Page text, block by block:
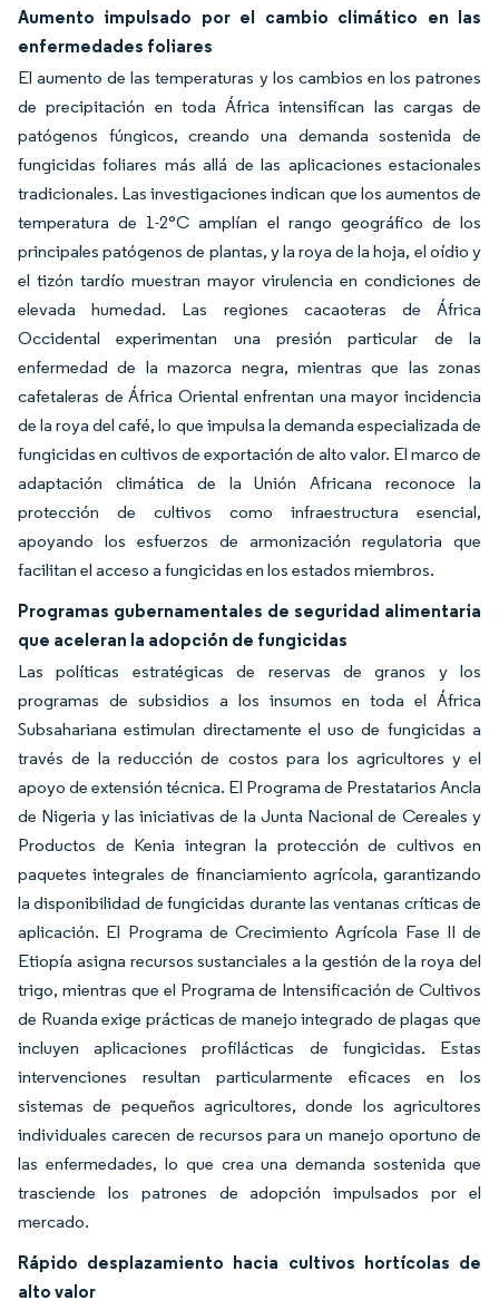
Aumento impulsado por el cambio climático en las
enfermedades foliares
El aumento de las temperaturas y los cambios en los patrones
de precipitación en toda África intensifican las cargas de
patógenos fúngicos, creando una demanda sostenida de
fungicidas foliares más allá de las aplicaciones estacionales
tradicionales. Las investigaciones indican que los aumentos de
temperatura de 1-2°C amplían el rango geográfico de los
principales patógenos de plantas, y la roya de la hoja, el oídio y
el tizón tardío muestran mayor virulencia en condiciones de
elevada humedad. Las regiones cacaoteras de África
Occidental experimentan una presión particular de la
enfermedad de la mazorca negra, mientras que las zonas
cafetaleras de África Oriental enfrentan una mayor incidencia
de la roya del café, lo que impulsa la demanda especializada de
fungicidas en cultivos de exportación de alto valor. El marco de
adaptación climática de la Unión Africana reconoce la
protección de cultivos como infraestructura esencial,
apoyando los esfuerzos de armonización regulatoria que
facilitan el acceso a fungicidas en los estados miembros.
Programas gubernamentales de seguridad alimentaria
que aceleran la adopción de fungicidas
Las políticas estratégicas de reservas de granos y los
programas de subsidios a los insumos en toda el África
Subsahariana estimulan directamente el uso de fungicidas a
través de la reducción de costos para los agricultores y el
apoyo de extensión técnica. El Programa de Prestatarios Ancla
de Nigeria y las iniciativas de la Junta Nacional de Cereales y
Productos de Kenia integran la protección de cultivos en
paquetes integrales de financiamiento agrícola, garantizando
la disponibilidad de fungicidas durante las ventanas críticas de
aplicación. El Programa de Crecimiento Agrícola Fase II de
Etiopía asigna recursos sustanciales a la gestión de la roya del
trigo, mientras que el Programa de Intensificación de Cultivos
de Ruanda exige prácticas de manejo integrado de plagas que
incluyen aplicaciones profilácticas de fungicidas. Estas
intervenciones resultan particularmente eficaces en los
sistemas de pequeños agricultores, donde los agricultores
individuales carecen de recursos para un manejo oportuno de
las enfermedades, lo que crea una demanda sostenida que
trasciende los patrones de adopción impulsados por el
mercado.
Rápido desplazamiento hacia cultivos hortícolas de
alto valor